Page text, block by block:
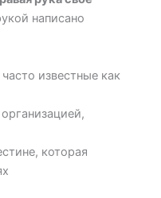
написано
часто известные как
которая